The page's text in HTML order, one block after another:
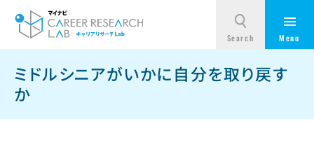
ミドルシニアがいかに自分を取り戻す
か